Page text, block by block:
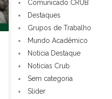
Comunicado CRUB
Destaques
Grupos de Trabalho
Mundo Acadêmico
Notícia Destaque
Noticias Crub
Sem categoria
Slider